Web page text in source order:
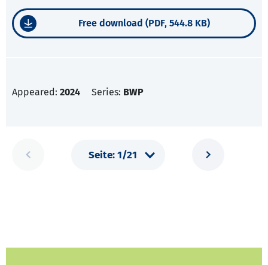
Free download (PDF, 544.8 KB)
Appeared: 2024 Series: BWP